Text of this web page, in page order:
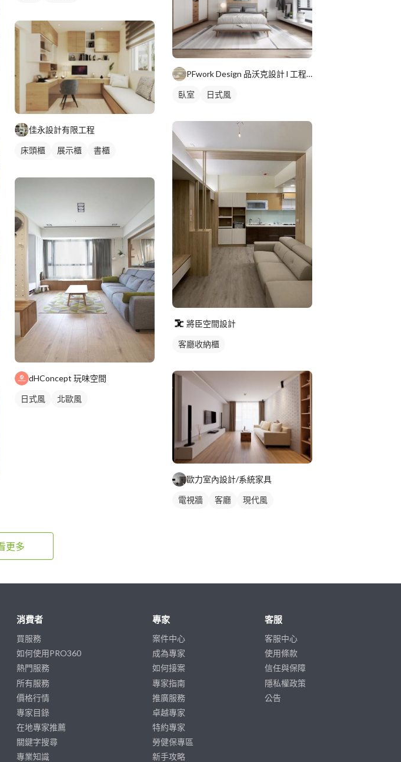
佳永設計有限工程
床頭櫃 展示櫃
書櫃
dHConcept 玩味空間
日式風 北歐風
PFwork Design 品沃克設計 l 工程 安信建築經理屢約保證
臥室 日式風
將臣空間設計
客廳收納櫃
歐力室內設計/系統家具
電視牆 客廳 現代風
更多
消費者
買服務
如何使用PRO360
熱門服務
所有服務
價格行情
專家目錄
在地專家推薦
關鍵字搜尋
專業知識
專家
案件中心
成為專家
如何接案
專家指南
推廣服務
卓越專家
特約專家
勞健保專區
新手攻略
客服
客服中心
使用條款
信任與保障
隱私權政策
公告